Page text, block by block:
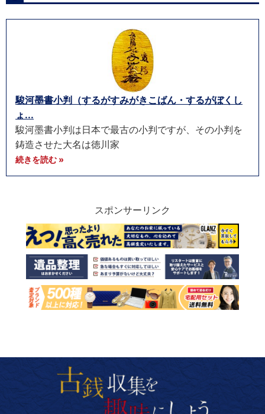
駿河墨書小判（するがすみがきこばん・するがぼくし
ょ...
駿河墨書小判は日本で最古の小判ですが、その小判を
鋳造させた大名は徳川家
続きを読む »
スポンサーリンク